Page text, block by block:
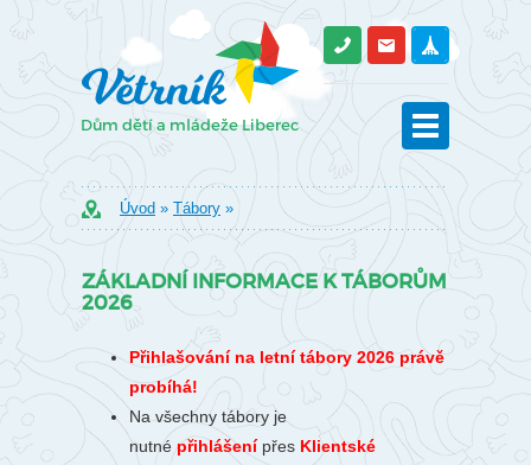
Úvod » Tábory »
ZÁKLADNÍ INFORMACE K TÁBORŮM
2026
Přihlašování na letní tábory 2026 právě
probíhá!
Na všechny tábory je
nutné přihlášení přes Klientské